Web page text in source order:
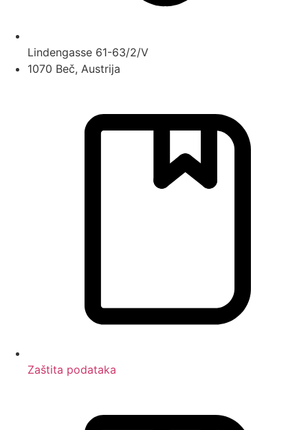
Lindengasse 61-63/2/V
1070 Beč, Austrija
Zaštita podataka